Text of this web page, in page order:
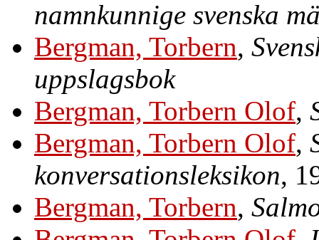
namnkunnige svenska
Bergman, Torbern,
uppslagsbok
Bergman, Torbern Olof,
Bergman, Torbern Olof,
konversationsleksikon,
Bergman, Torbern,